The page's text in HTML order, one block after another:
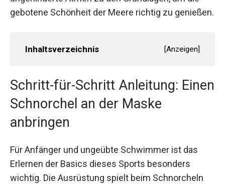
gebotene Schönheit der Meere richtig zu genießen.
Inhaltsverzeichnis [Anzeigen]
Schritt-für-Schritt Anleitung: Einen
Schnorchel an der Maske
anbringen
Für Anfänger und ungeübte Schwimmer ist das
Erlernen der Basics dieses Sports besonders
wichtig. Die Ausrüstung spielt beim Schnorcheln